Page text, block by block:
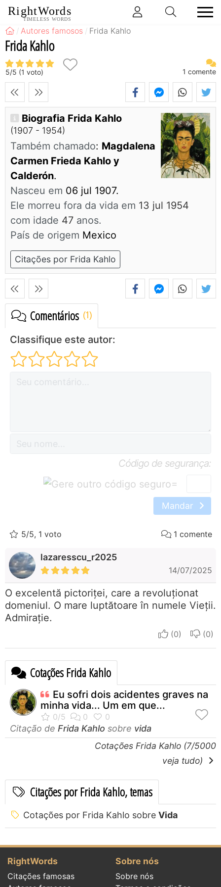
RightWords
TIMELESS WORDS
Autores famosos Frida Kahlo
Frida Kahlo
5/5 (1 voto) 1 comente
Biografia Frida Kahlo
(1907 - 1954)
Também chamado: Magdalena
Carmen Frieda Kahlo y
Calderón.
Nasceu em 06 jul 1907.
Ele morreu fora da vida em 13 jul 1954
com idade 47 anos.
País de origem Mexico
Citações por Frida Kahlo
Comentários
Classifique este autor:
Código de segurança:
=
Mandar
5/5, 1 voto 1 comente
lazaresscu_r2025
14/07/2025
O excelentă pictoriței, care a revoluționat
domeniul. O mare luptătoare în numele Vieții.
Admirație.
I apreciate
I
Cotações Frida Kahlo
Eu sofri dois acidentes graves na
minha vida... Um em que...
Citação de Frida Kahlo sobre vida
Cotações Frida Kahlo (7/5000
veja tudo)
Citações por Frida Kahlo, temas
Cotações por Frida Kahlo sobre Vida
RightWords
Citações famosas
Sobre nós
Sobre nós